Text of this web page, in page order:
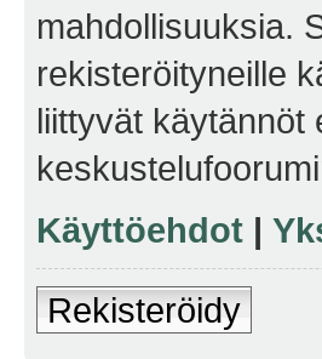
mahdollisuuksia.
rekisteröityneille
liittyvät käytännöt
Käyttöehdot |
Rekisteröidy